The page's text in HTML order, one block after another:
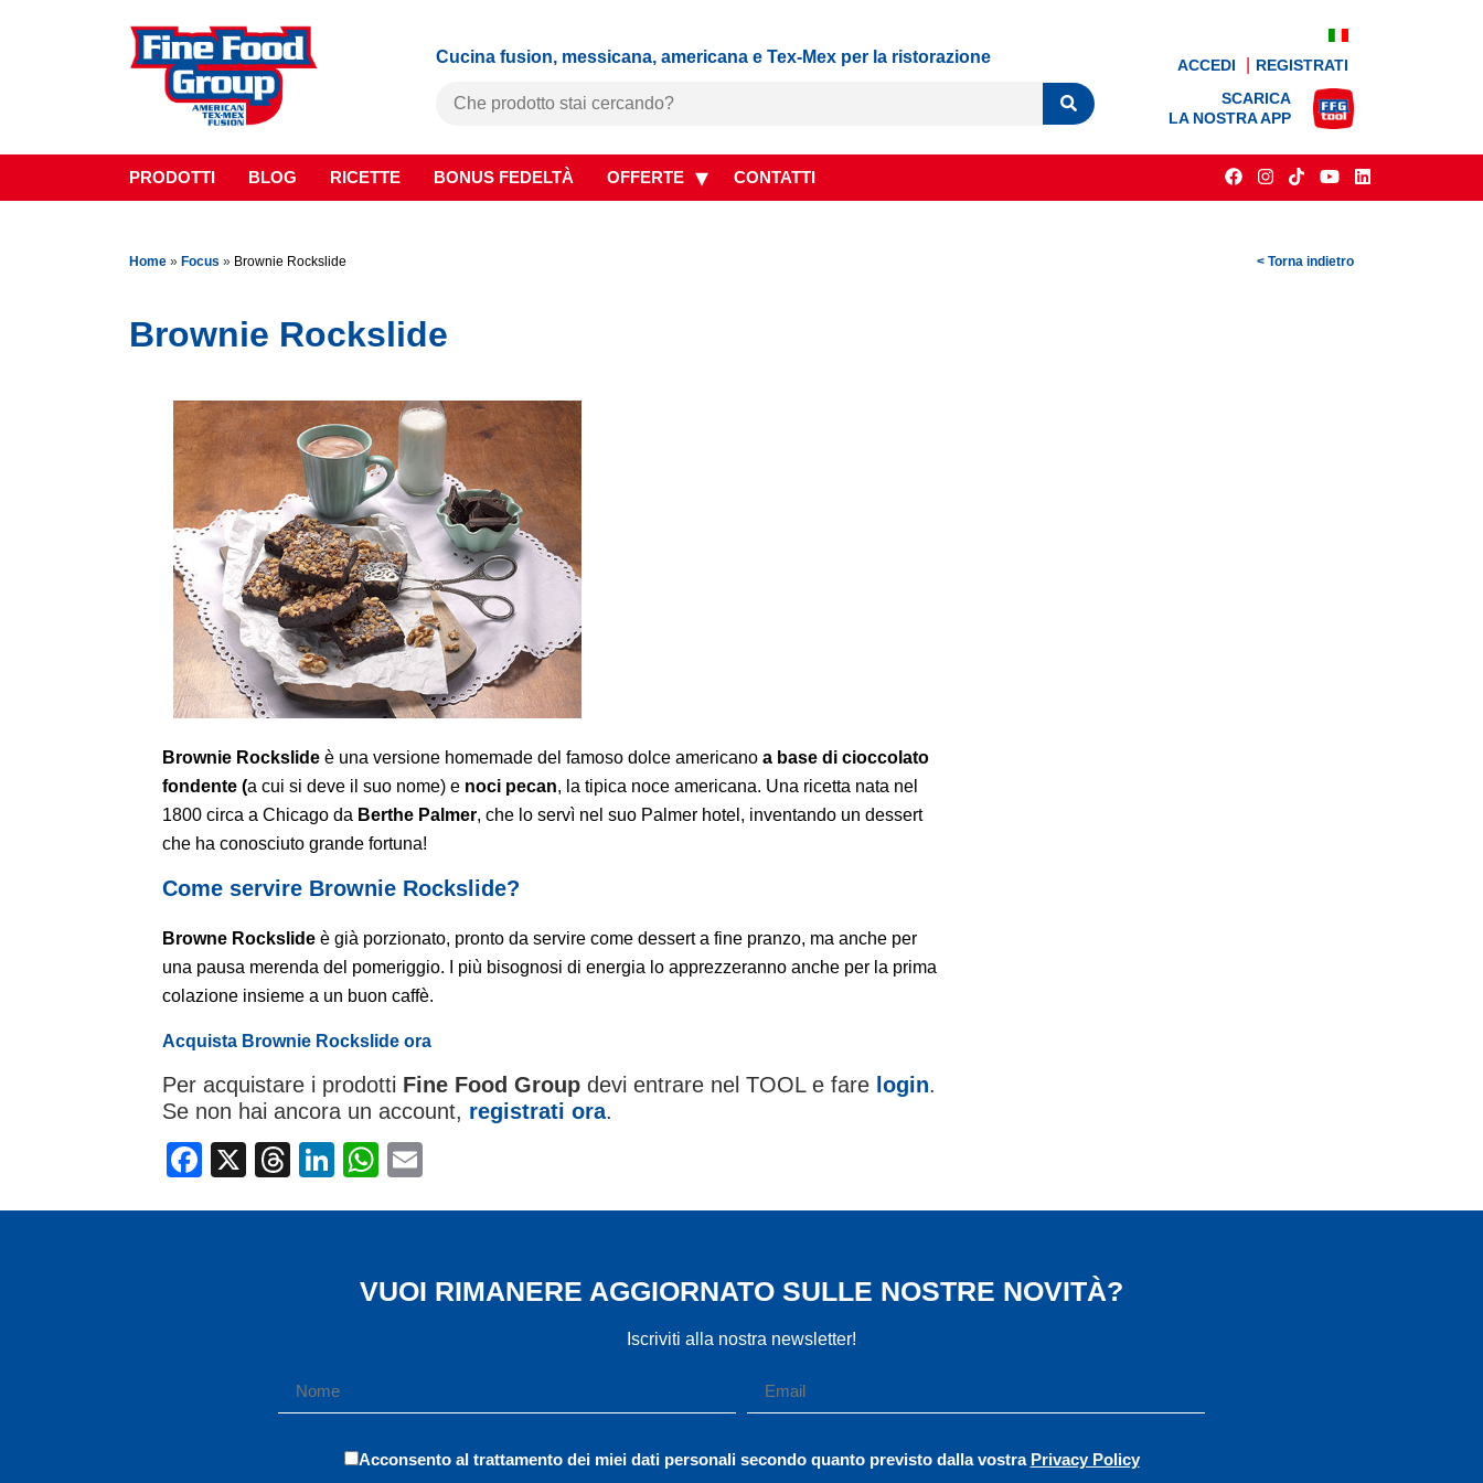
Cucina fusion, messicana, americana e Tex-Mex per la ristorazione ACCEDI
REGISTRATI
SCARICA
LA NOSTRA APP
PRODOTTI BLOG RICETTE BONUS FEDELTÀ OFFERTE CONTATTI
Home » Focus » Brownie Rockslide < Torna indietro
Brownie Rockslide
Brownie Rockslide è una versione homemade del famoso dolce americano a base di cioccolato
fondente (a cui si deve il suo nome) e noci pecan, la tipica noce americana. Una ricetta nata nel
1800 circa a Chicago da Berthe Palmer, che lo servì nel suo Palmer hotel, inventando un dessert
che ha conosciuto grande fortuna!
Come servire Brownie Rockslide?
Browne Rockslide è già porzionato, pronto da servire come dessert a fine pranzo, ma anche per
una pausa merenda del pomeriggio. I più bisognosi di energia lo apprezzeranno anche per la prima
colazione insieme a un buon caffè.
Acquista Brownie Rockslide ora
Per acquistare i prodotti Fine Food Group devi entrare nel TOOL e fare login.
Se non hai ancora un account, registrati ora.
Facebook
X Threads
LinkedIn
WhatsApp
VUOI RIMANERE AGGIORNATO SULLE NOSTRE NOVITÀ?
Iscriviti alla nostra newsletter!
Acconsento al trattamento dei miei dati personali secondo quanto previsto dalla vostra Privacy Policy